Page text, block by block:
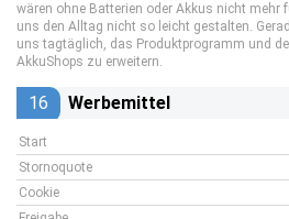
wären ohne Batterien oder Akkus nicht mehr
uns den Alltag nicht so leicht gestalten.
uns tagtäglich, das Produktprogramm und
AkkuShops zu erweitern.
16 Werbemittel
Start
Stornoquote
Cookie